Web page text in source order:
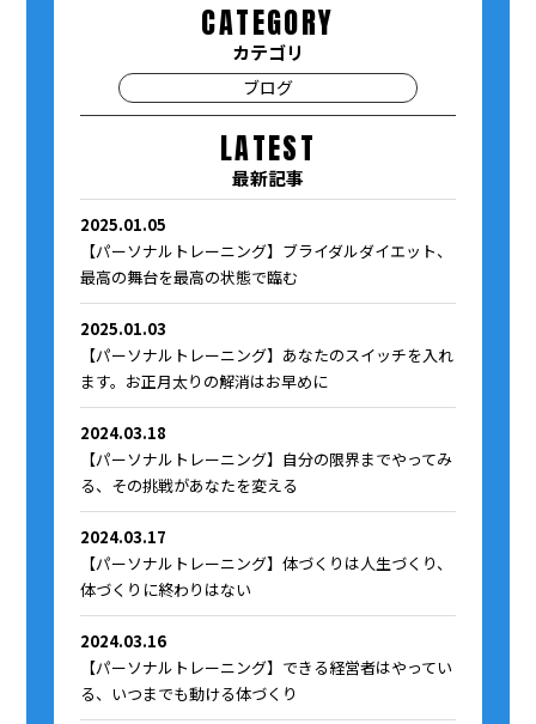
CATEGORY
カテゴリ
ブログ
LATEST
最新記事
2025.01.05
【パーソナルトレーニング】ブライダルダイエット、
最高の舞台を最高の状態で臨む
2025.01.03
【パーソナルトレーニング】あなたのスイッチを入れ
ます。お正月太りの解消はお早めに
2024.03.18
【パーソナルトレーニング】自分の限界までやってみ
る、その挑戦があなたを変える
2024.03.17
【パーソナルトレーニング】体づくりは人生づくり、
体づくりに終わりはない
2024.03.16
【パーソナルトレーニング】できる経営者はやってい
る、いつまでも動ける体づくり